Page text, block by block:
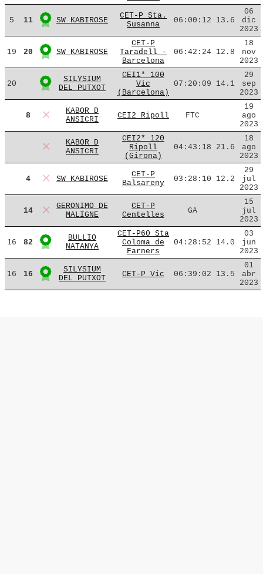
5 11 SW KABIROSE
CET-P Sta.
Susanna
06:00:12 13.6
06
dic
2023
19 20 SW KABIROSE
CET-P
Taradell -
Barcelona
06:42:24 12.8
18
nov
2023
20
SILYSIUM
DEL PUTXOT
CEI1* 100
Vic
(Barcelona)
07:20:09 14.1
29
sep
2023
8
KABOR D
ANSICRI
CEI2 Ripoll FTC
19
ago
2023
KABOR D
ANSICRI
CEI2* 120
Ripoll
(Girona)
04:43:18 21.6
18
ago
2023
4 SW KABIROSE
CET-P
Balsareny
03:28:10 12.2
29
jul
2023
14
GERONIMO DE
MALIGNE
CET-P
Centelles
GA
15
jul
2023
16 82
BULLIO
NATANYA
CET-P60 Sta
Coloma de
Farners
04:28:52 14.0
03
jun
2023
16 16
SILYSIUM
DEL PUTXOT
CET-P Vic 06:39:02 13.5
01
abr
2023